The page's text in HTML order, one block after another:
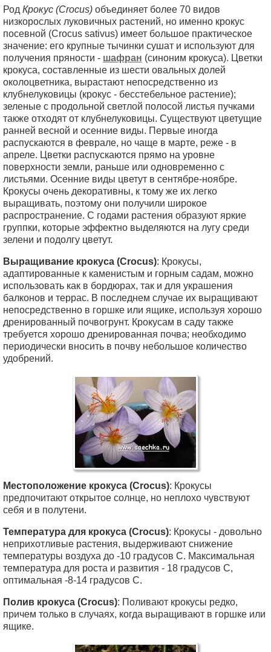
Род Крокус (Crocus) объединяет более 70 видов
низкорослых луковичных растений, но именно крокус
посевной (Crocus sativus) имеет большое практическое
значение: его крупные тычинки сушат и используют для
получения пряности - шафран (синоним крокуса). Цветки
крокуса, составленные из шести овальных долей
околоцветника, вырастают непосредственно из
клубнелуковицы (крокус - бесстебельное растение);
зеленые с продольной светлой полосой листья пучками
также отходят от клубнелуковицы. Существуют цветущие
ранней весной и осенние виды. Первые иногда
распускаются в феврале, но чаще в марте, реже - в
апреле. Цветки распускаются прямо на уровне
поверхности земли, раньше или одновременно с
листьями. Осенние виды цветут в сентябре-ноябре.
Крокусы очень декоративны, к тому же их легко
выращивать, поэтому они получили широкое
распространение. С годами растения образуют яркие
группки, которые эффектно выделяются на лугу среди
зелени и подолгу цветут.
Выращивание крокуса (Crocus): Крокусы,
адаптированные к каменистым и горным садам, можно
использовать как в бордюрах, так и для украшения
балконов и террас. В последнем случае их выращивают
непосредственно в горшке или ящике, используя хорошо
дренированный почвогрунт. Крокусам в саду также
требуется хорошо дренированная почва; необходимо
периодически вносить в почву небольшое количество
удобрений.
Местоположение крокуса (Crocus): Крокусы
предпочитают открытое солнце, но неплохо чувствуют
себя и в полутени.
Температура для крокуса (Crocus): Крокусы - довольно
неприхотливые растения, выдерживают снижение
температуры воздуха до -10 градусов С. Максимальная
температура для роста и развития - 18 градусов С,
оптимальная -8-14 градусов С.
Полив крокуса (Crocus): Поливают крокусы редко,
причем только в случаях, когда выращивают в горшке или
ящике.